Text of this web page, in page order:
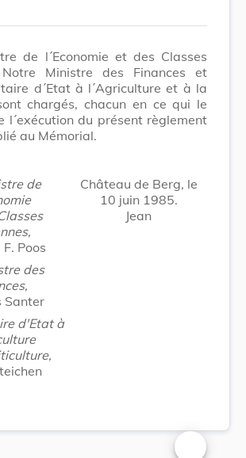
de l´Economie et des Classes
Notre Ministre des Finances et
d´Etat à l´Agriculture et à la
chargés, chacun en ce qui le
l´exécution du présent règlement
au Mémorial.
de
F. Poos
des
Santer
d'Etat à
Château de Berg, le
10 juin 1985.
Jean